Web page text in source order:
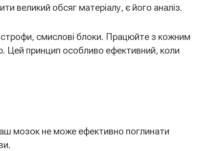
великий обсяг матеріалу, є його аналіз.
строфи, смислові блоки. Працюйте з кожним
Цей принцип особливо ефективний, коли
мозок не може ефективно поглинати